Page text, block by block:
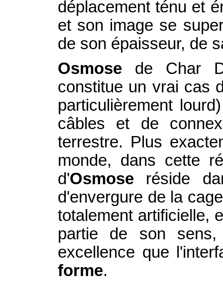
déplacement ténu et
et son image se
de son épaisseur, de
Osmose de Char
constitue un vrai cas
particulièrement
câbles et de
terrestre. Plus
monde, dans cette
d'Osmose réside
d'envergure de la
totalement artificielle,
partie de son
excellence que
forme.